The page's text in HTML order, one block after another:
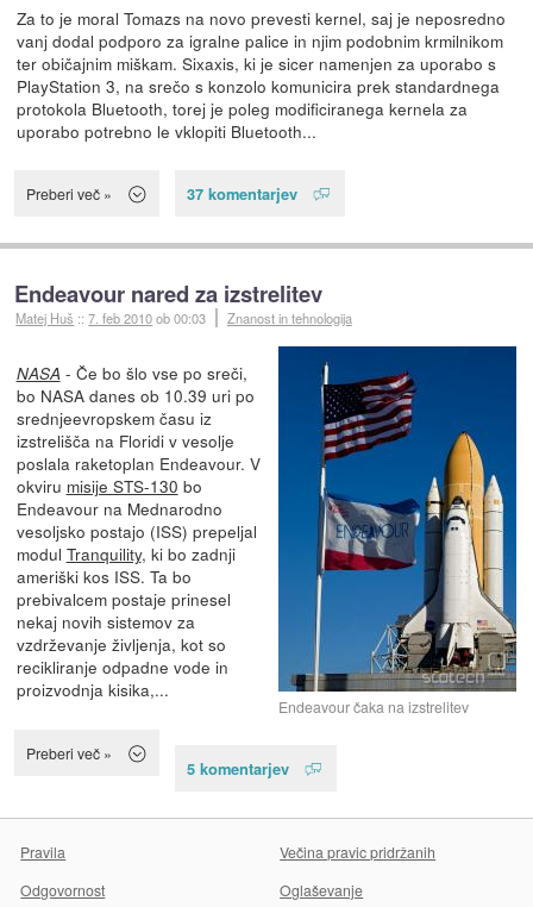
Za to je moral Tomazs na novo prevesti kernel, saj je neposredno
vanj dodal podporo za igralne palice in njim podobnim krmilnikom
ter običajnim miškam. Sixaxis, ki je sicer namenjen za uporabo s
PlayStation 3, na srečo s konzolo komunicira prek standardnega
protokola Bluetooth, torej je poleg modificiranega kernela za
uporabo potrebno le vklopiti Bluetooth...
Preberi več » 37 komentarjev
Endeavour nared za izstrelitev
Matej Huš ::7. feb 2010ob 00:03 Znanost in tehnologija
Endeavour čaka na izstrelitev
NASA - Če bo šlo vse po sreči,
bo NASA danes ob 10.39 uri po
srednjeevropskem času iz
izstrelišča na Floridi v vesolje
poslala raketoplan Endeavour. V
okviru misije STS-130 bo
Endeavour na Mednarodno
vesoljsko postajo (ISS) prepeljal
modul Tranquility, ki bo zadnji
ameriški kos ISS. Ta bo
prebivalcem postaje prinesel
nekaj novih sistemov za
vzdrževanje življenja, kot so
recikliranje odpadne vode in
proizvodnja kisika,...
Preberi več »
5 komentarjev
Pravila
Večina pravic pridržanih
Odgovornost
Oglaševanje